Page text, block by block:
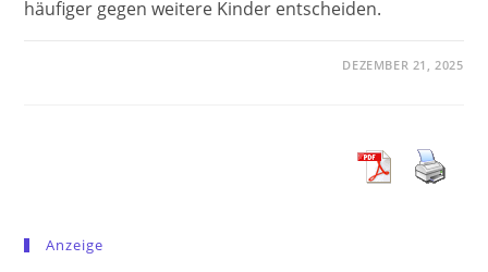
häufiger gegen weitere Kinder entscheiden.
DEZEMBER 21, 2025
Anzeige